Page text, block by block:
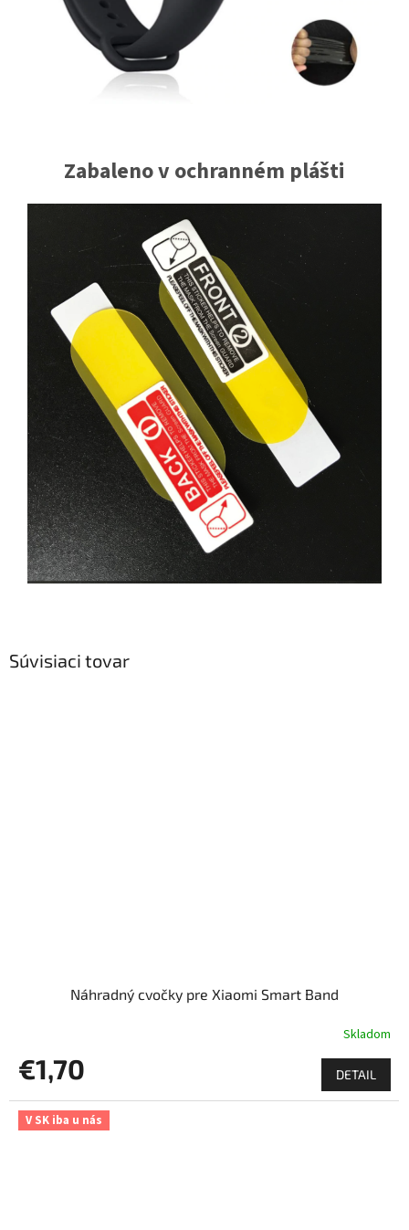
Súvisiaci tovar
Náhradný cvočky pre Xiaomi Smart Band
Skladom
€1,70 DETAIL
V SK iba u nás
Zabaleno v ochranném plášti